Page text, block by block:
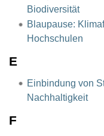
Biodiversität
Blaupause:
Hochschulen
E
Einbindung von
Nachhaltigkeit
F